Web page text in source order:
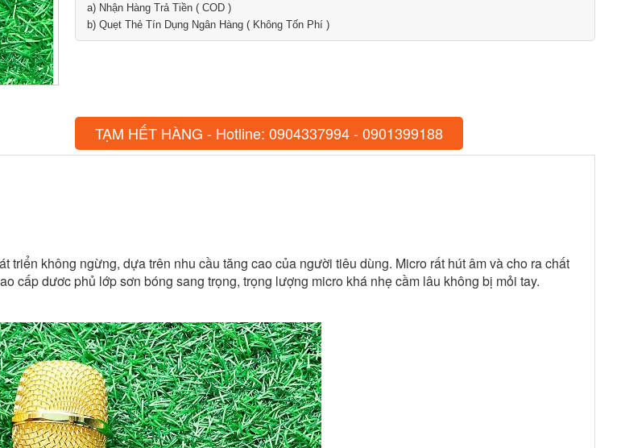
a) Nhận Hàng Trả Tiền ( COD )
b) Quẹt Thẻ Tín Dụng Ngân Hàng ( Không Tốn Phí )
TẠM HẾT HÀNG - Hotline: 0904337994 - 0901399188
triển không ngừng, dựa trên nhu cầu tăng cao của người tiêu dùng. Micro rất hút âm và cho ra chất
cấp dươc phủ lớp sơn bóng sang trọng, trọng lượng micro khá nhẹ cầm lâu không bị mỏi tay.